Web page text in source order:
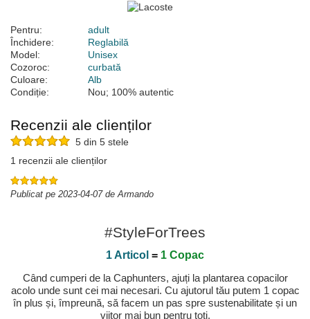
Pentru:
adult
Închidere:
Reglabilă
Model:
Unisex
Cozoroc:
curbată
Culoare:
Alb
Condiție:
Nou; 100% autentic
Recenzii ale clienților
5 din 5 stele
1 recenzii ale clienților
Publicat pe 2023-04-07 de Armando
#StyleForTrees
1 Articol = 1 Copac
Când cumperi de la Caphunters, ajuți la plantarea copacilor
acolo unde sunt cei mai necesari. Cu ajutorul tău putem 1 copac
în plus și, împreună, să facem un pas spre sustenabilitate și un
viitor mai bun pentru toți.